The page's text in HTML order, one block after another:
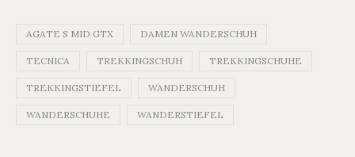
AGATE S MID GTX DAMEN WANDERSCHUH
TECNICA TREKKINGSCHUH TREKKINGSCHUHE
TREKKINGSTIEFEL WANDERSCHUH
WANDERSCHUHE WANDERSTIEFEL